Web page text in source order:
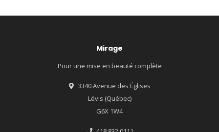
Mirage
Pour une mise en beauté complète
3340 Avenue des Églises
Lévis (Québec)
G6X 1W4